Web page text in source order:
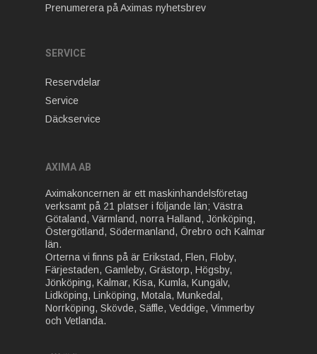
Prenumerera på Aximas nyhetsbrev
SERVICE
Reservdelar
Service
Däckservice
AXIMA AB
Aximakoncernen är ett maskinhandelsföretag
verksamt på 21 platser i följande län; Västra
Götaland, Värmland, norra Halland, Jönköping,
Östergötland, Södermanland, Örebro och Kalmar
län.
Orterna vi finns på är Erikstad, Flen, Floby,
Färjestaden, Gamleby, Grästorp, Högsby,
Jönköping, Kalmar, Kisa, Kumla, Kungälv,
Lidköping, Linköping, Motala, Munkedal,
Norrköping, Skövde, Säffle, Veddige, Vimmerby
och Vetlanda.